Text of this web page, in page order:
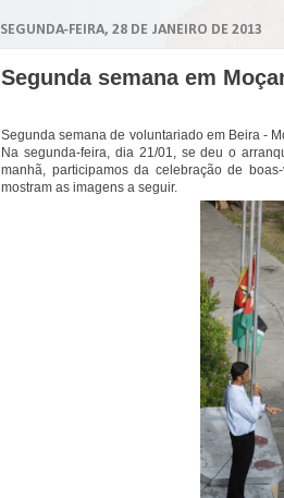
SEGUNDA-FEIRA, 28 DE JANEIRO DE 2013
Segunda semana em
Segunda semana de voluntariado em Beira -
Na segunda-feira, dia 21/01, se deu o
manhã, participamos da celebração de
mostram as imagens a seguir.